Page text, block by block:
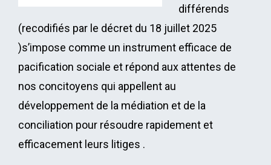
différends
(recodifiés par le décret du 18 juillet 2025
)s’impose comme un instrument efficace de
pacification sociale et répond aux attentes de
nos concitoyens qui appellent au
développement de la médiation et de la
conciliation pour résoudre rapidement et
efficacement leurs litiges .